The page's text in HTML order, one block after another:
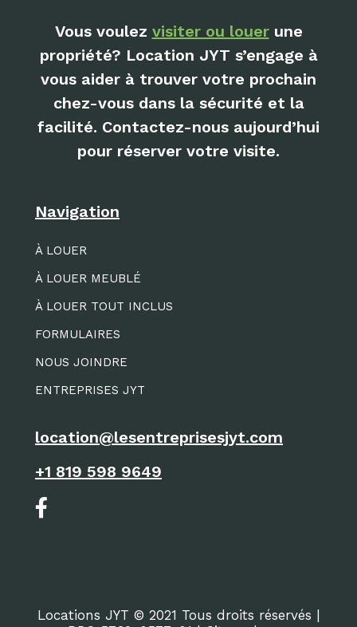
Vous voulez visiter ou louerune
propriété? Location JYT s’engage à
vous aider à trouver votre prochain
chez-vous dans la sécurité et la
facilité. Contactez-nous aujourd’hui
pour réserver votre visite.
Navigation
À LOUER
À LOUER MEUBLÉ
À LOUER TOUT INCLUS
FORMULAIRES
NOUS JOINDRE
ENTREPRISES JYT
location@lesentreprisesjyt.com
+1 819 598 9649
Locations JYT © 2021 Tous droits réservés |